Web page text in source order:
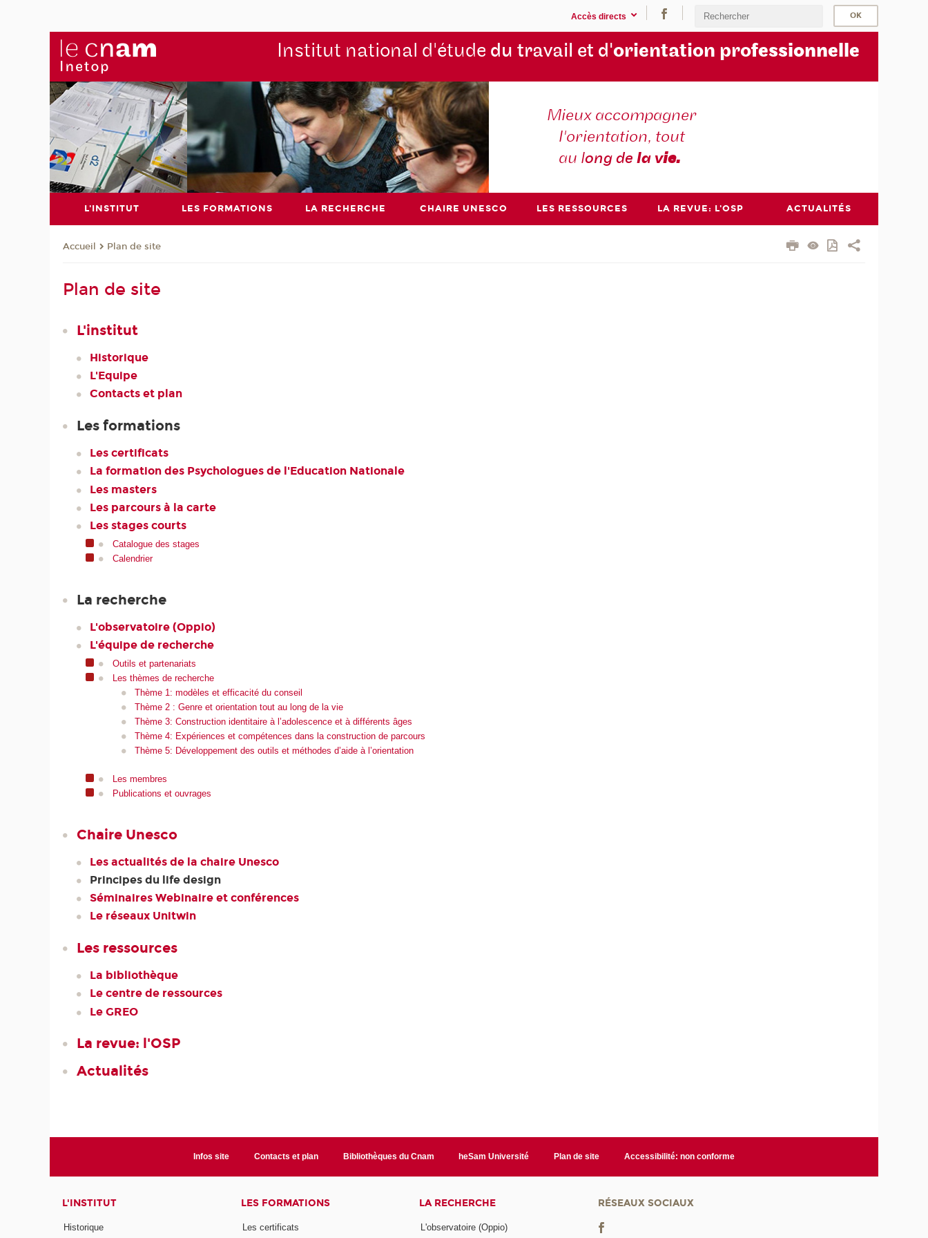
Accès directs
Institut national d'étude du travail et d'orientation professionnelle
Mieux accompagner
l'orientation, tout
au long dela vie.
L'INSTITUT LES FORMATIONS LA RECHERCHE CHAIRE UNESCO LES RESSOURCES LA REVUE: L'OSP ACTUALITÉS
Accueil Plan de site
Plan de site
L'institut
Historique
L'Equipe
Contacts et plan
Les formations
Les certificats
La formation des Psychologues de l'Education Nationale
Les masters
Les parcours à la carte
Les stages courts
Catalogue des stages
Calendrier
La recherche
L'observatoire (Oppio)
L'équipe de recherche
Outils et partenariats
Les thèmes de recherche
Thème 1: modèles et efficacité du conseil
Thème 2 : Genre et orientation tout au long de la vie
Thème 3: Construction identitaire à l’adolescence et à différents âges
Thème 4: Expériences et compétences dans la construction de parcours
Thème 5: Développement des outils et méthodes d’aide à l’orientation
Les membres
Publications et ouvrages
Chaire Unesco
Les actualités de la chaire Unesco
Principes du life design
Séminaires Webinaire et conférences
Le réseaux Unitwin
Les ressources
La bibliothèque
Le centre de ressources
Le GREO
La revue: l'OSP
Actualités
Infos site Contacts et plan Bibliothèques du Cnam heSam Université Plan de site Accessibilité: non conforme
L'INSTITUT
Historique
LES FORMATIONS
Les certificats
LA RECHERCHE
L'observatoire (Oppio)
RÉSEAUX SOCIAUX